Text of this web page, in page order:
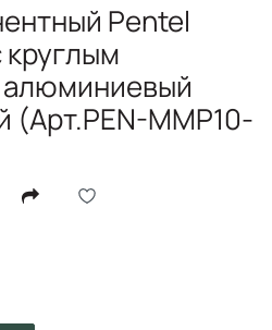
Pentel
(Арт.PEN-MMP10-